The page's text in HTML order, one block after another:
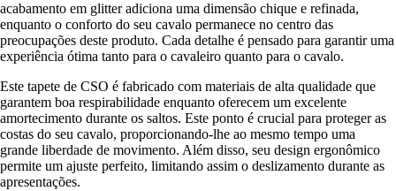
acabamento em glitter adiciona uma dimensão chique e refinada,
enquanto o conforto do seu cavalo permanece no centro das
preocupações deste produto. Cada detalhe é pensado para garantir uma
experiência ótima tanto para o cavaleiro quanto para o cavalo.
Este tapete de CSO é fabricado com materiais de alta qualidade que
garantem boa respirabilidade enquanto oferecem um excelente
amortecimento durante os saltos. Este ponto é crucial para proteger as
costas do seu cavalo, proporcionando-lhe ao mesmo tempo uma
grande liberdade de movimento. Além disso, seu design ergonômico
permite um ajuste perfeito, limitando assim o deslizamento durante as
apresentações.